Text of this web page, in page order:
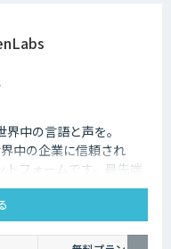
中の言語と声を。
中の企業に信頼され
フォームです。最先端
対応やボイスクローニン
ルの中で提供します。